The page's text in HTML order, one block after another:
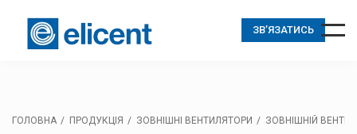
ЗВ’ЯЗАТИСЬ
ГОЛОВНА ПРОДУКЦІЯ ЗОВНІШНІ ВЕНТИЛЯТОРИ ЗОВНІШНІЙ